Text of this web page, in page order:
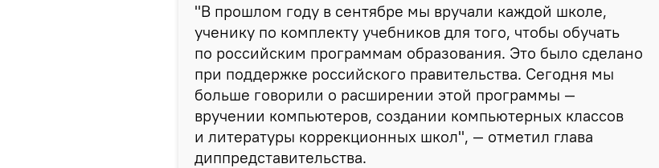
"В прошлом году в сентябре мы вручали каждой школе,
ученику по комплекту учебников для того, чтобы обучать
по российским программам образования. Это было сделано
при поддержке российского правительства. Сегодня мы
больше говорили о расширении этой программы —
вручении компьютеров, создании компьютерных классов
и литературы коррекционных школ", — отметил глава
диппредставительства.